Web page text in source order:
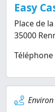
Easy
Place de
35000
Téléphone